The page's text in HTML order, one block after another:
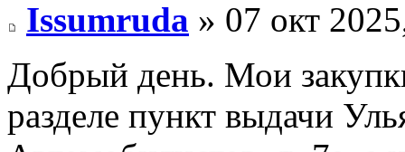
Issumruda » 07 окт
Добрый день. Мои
разделе пункт выдачи